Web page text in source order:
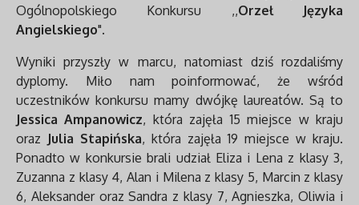
Ogólnopolskiego Konkursu ,,Orzeł Języka
Angielskiego".
Wyniki przyszły w marcu, natomiast dziś rozdaliśmy
dyplomy. Miło nam poinformować, że wśród
uczestników konkursu mamy dwójkę laureatów. Są to
Jessica Ampanowicz, która zajęła 15 miejsce w kraju
oraz Julia Stapińska, która zajęła 19 miejsce w kraju.
Ponadto w konkursie brali udział Eliza i Lena z klasy 3,
Zuzanna z klasy 4, Alan i Milena z klasy 5, Marcin z klasy
6, Aleksander oraz Sandra z klasy 7, Agnieszka, Oliwia i